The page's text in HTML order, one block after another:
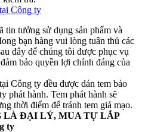
Công ty
tin tưởng sử dụng sản phẩm và
bạn hàng vui lòng tuân thủ các
đây để chúng tôi được phục vụ
bảo quyền lợi chính đáng của
Công ty đều được dán tem bảo
phát hành. Tem phát hành sẽ
thời điểm để tránh tem giả mạo.
LÀ ĐẠI LÝ, MUA TỰ LẮP
ty